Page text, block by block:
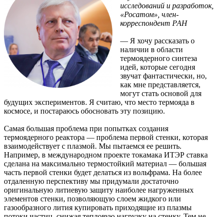
исследований и разработок,
«Росатом», член-
корреспондент РАН
— Я хочу рассказать о
наличии в области
термоядерного синтеза
идей, которые сегодня
звучат фантастически, но,
как мне представляется,
могут стать основой для
будущих экспериментов. Я считаю, что место термояда в
космосе, и постараюсь обосновать эту позицию.
Самая большая проблема при попытках создания
термоядерного реактора — проблема первой стенки, которая
взаимодействует с плазмой. Мы пытаемся ее решить.
Например, в международном проекте токамака ИТЭР ставка
сделана на максимально термостойкий материал — большая
часть первой стенки будет делаться из вольфрама. На более
отдаленную перспективу мы придумали достаточно
оригинальную литиевую защиту наиболее нагруженных
элементов стенки, позволяющую слоем жидкого или
газообразного лития купировать приходящие из плазмы